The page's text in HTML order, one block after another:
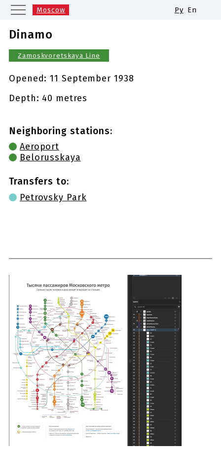
Moscow
Kazan
Novosibirsk
Samara
Same names of metro stations
Ру En
Dinamo
Zamoskvoretskaya Line
Opened:11 September 1938
Depth: 40 metres
Neighboring stations:
Aeroport
Belorusskaya
Transfers to:
Petrovsky Park